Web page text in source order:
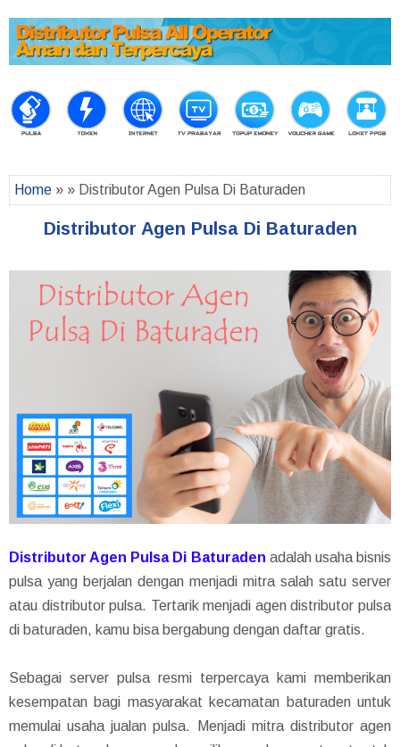
Home » » Distributor Agen Pulsa Di Baturaden
Distributor Agen Pulsa Di Baturaden
Distributor Agen Pulsa Di Baturaden adalah usaha bisnis
pulsa yang berjalan dengan menjadi mitra salah satu server
atau distributor pulsa. Tertarik menjadi agen distributor pulsa
di baturaden, kamu bisa bergabung dengan daftar gratis.
Sebagai server pulsa resmi terpercaya kami memberikan
kesempatan bagi masyarakat kecamatan baturaden untuk
memulai usaha jualan pulsa. Menjadi mitra distributor agen